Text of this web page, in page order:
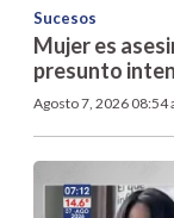
Sucesos
Mujer es
presunto
Agosto 7, 2026 08:54